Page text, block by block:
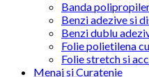
Banda
Benzi adezive si
Benzi dublu
Folie polietilena
Folie stretch si
Menaj si Curatenie